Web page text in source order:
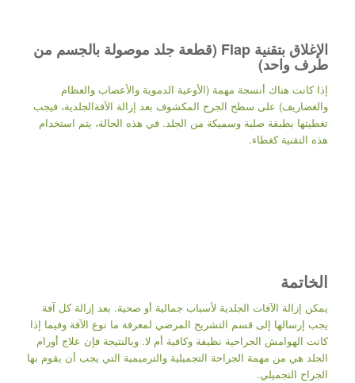
الإغلاق بتقنية Flap (قطعة جلد موصولة بالجسم من
طرف واحد)
إذا كانت هناك أنسجة مهمة (الأوعية الدموية والأعصاب والعظام
والغضاريف) على سطح الجرح المكشوف بعد إزالة الآفةالجلدية، فيجب
تغطيتها بطبقة صلبة وسميكة من الجلد. في هذه الحالة، يتم استخدام
هذه التقنية كغطاء.
الخاتمة
يمكن إزالة الآفات الجلدية لأسباب جمالية أو صحية. بعد إزالة كل آفة
يجب إرسالها إلى قسم التشريح المرضي لمعرفة ما نوع الآفة وفيما إذا
كانت الهوامش الجراحية نظيفة وكافية أم لا. وبالنتيجة فإن علاج أورام
الجلد هي من مهمة الجراحة التجميلية والترميمية التي يجب أن يقوم بها
الجراح التجميلي.